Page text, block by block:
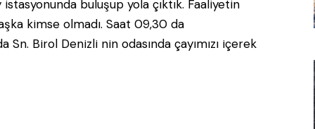
buluşup yola çıktık. Faaliyetin
kimse olmadı. Saat 09,30 da
Birol Denizli nin odasında çayımızı içerek